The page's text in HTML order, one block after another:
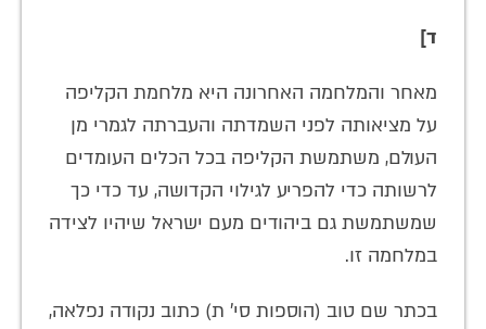
ד]
מאחר והמלחמה האחרונה היא מלחמת הקליפה
על מציאותה לפני השמדתה והעברתה לגמרי מן
העולם, משתמשת הקליפה בכל הכלים העומדים
לרשותה כדי להפריע לגילוי הקדושה, עד כדי כך
שמשתמשת גם ביהודים מעם ישראל שיהיו לצידה
במלחמה זו.
בכתר שם טוב (הוספות סי' ת) כתוב נקודה נפלאה,